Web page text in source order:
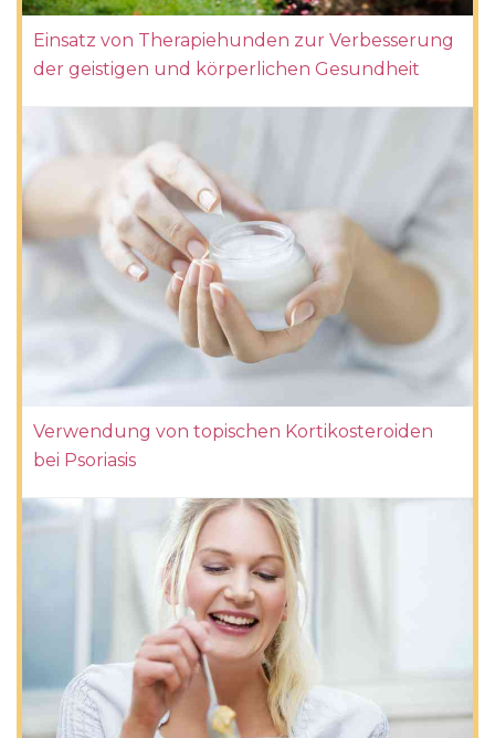
Einsatz von Therapiehunden zur Verbesserung
der geistigen und körperlichen Gesundheit
Verwendung von topischen Kortikosteroiden
bei Psoriasis